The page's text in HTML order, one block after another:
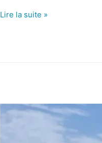
Lire la suite »